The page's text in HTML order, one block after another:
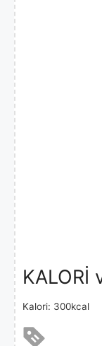
KALORİ
Kalori: 300kcal